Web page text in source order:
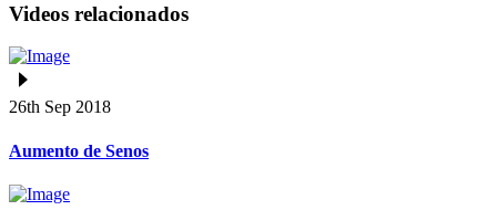
Videos relacionados
26th Sep 2018
Aumento de Senos